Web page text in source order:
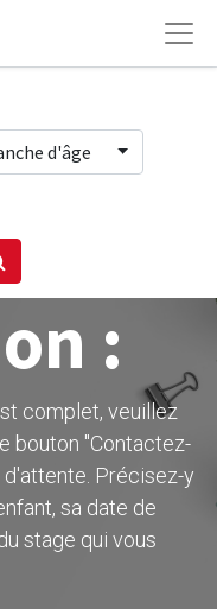
d'âge
:
complet, veuillez
bouton ''Contactez-
Précisez-y
sa date de
stage qui vous